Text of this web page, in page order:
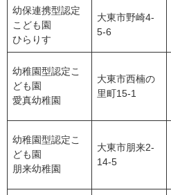
幼保連携型認定
こども園
ひらりす
大東市野崎4-
5-6
幼稚園型認定こ
ども園
愛真幼稚園
大東市西楠の
里町15-1
幼稚園型認定こ
ども園
朋来幼稚園
大東市朋来2-
14-5